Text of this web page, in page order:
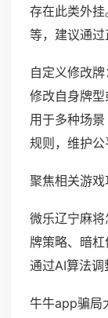
存在此类外
等，建议通过
自定义修改
修改自身牌型
用于多种场
规则，维护公
聚焦相关游戏
微乐辽宁麻
牌策略、暗杠
通过AI算法调
牛牛app骗局